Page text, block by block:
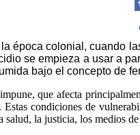
época colonial, cuando
se empieza a usar a
bajo el concepto de
que afecta
condiciones de
la justicia, los medios